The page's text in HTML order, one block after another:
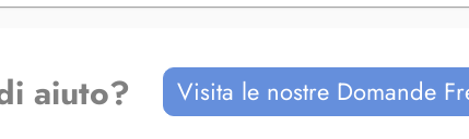
bâtiment principal. De ce côté,
aiuto? Visita le nostre Domande